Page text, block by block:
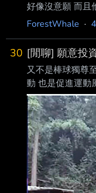
好像沒意願 而且
ForestWhale ·
30 [閒聊] 願意投
又不是棒球獨尊
動 也是促進運動
台灣運動風氣不
在暴怒 搞得像是
樣== -- Yes I
90 mph change
ithrow88 -- 中職
人家肯花肯開高
打，他們現在要
知這東西是搞出